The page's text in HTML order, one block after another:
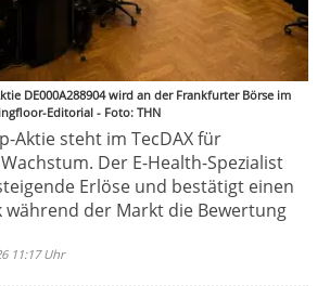
DE000A288904 wird an der Frankfurter Börse im
Editorial - Foto: THN
Aktie steht im TecDAX für
Der E-Health-Spezialist
Erlöse und bestätigt einen
während der Markt die Bewertung
11:17 Uhr